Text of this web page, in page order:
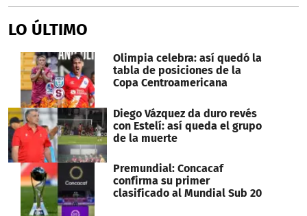
LO ÚLTIMO
Olimpia celebra: así quedó la
tabla de posiciones de la
Copa Centroamericana
Diego Vázquez da duro revés
con Estelí: así queda el grupo
de la muerte
Premundial: Concacaf
confirma su primer
clasificado al Mundial Sub 20